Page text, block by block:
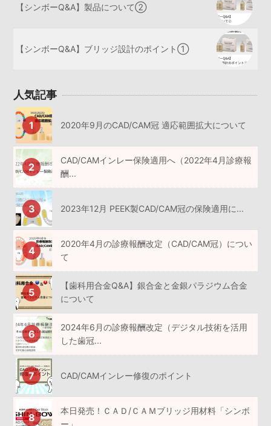
【シンボーQ&A】製品について②
【シンボーQ&A】ブリッジ設計のポイント①
人気記事
2020年9月のCAD/CAM冠 適応範囲拡大について
CAD/CAMインレー保険適用へ（2022年4月診療報
酬...
2023年12月 PEEK製CAD/CAM冠の保険適用に...
2020年4月の診療報酬改定（CAD/CAM冠）につい
て
【歯科用合金Q&A】銀合金と金銀パラジウム合金
について
2024年6月の診療報酬改定（デジタル技術を活用
した歯冠...
CAD/CAMインレー修復のポイント
本日発売！ＣＡＤ/ＣＡＭブリッジ用材料「シンボ